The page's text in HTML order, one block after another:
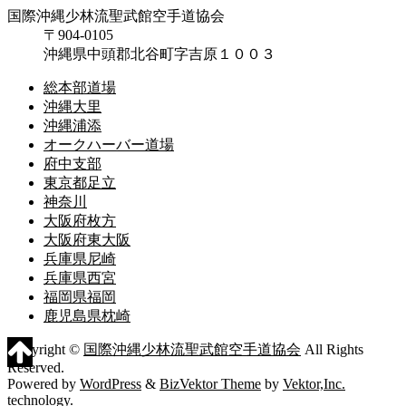
国際沖縄少林流聖武館空手道協会
〒904-0105
沖縄県中頭郡北谷町字吉原１００３
総本部道場
沖縄大里
沖縄浦添
オークハーバー道場
府中支部
東京都足立
神奈川
大阪府枚方
大阪府東大阪
兵庫県尼崎
兵庫県西宮
福岡県福岡
鹿児島県枕崎
Copyright © 国際沖縄少林流聖武館空手道協会 All Rights
Reserved.
Powered by WordPress & BizVektor Theme by Vektor,Inc.
technology.